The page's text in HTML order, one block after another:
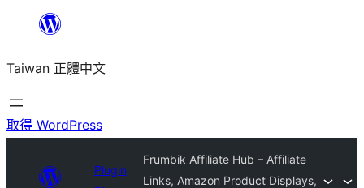
主
要
內
Taiwan 正體中文
取得 WordPress
Plugin
Frumbik Affiliate Hub – Affiliate
Links, Amazon Product Displays,